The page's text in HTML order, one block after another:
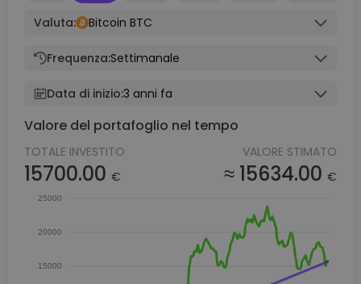
Valuta:
Bitcoin BTC
Frequenza:Settimanale
Data di inizio:3 anni fa
Valore del portafoglio nel tempo
TOTALE INVESTITO
15700.00 €
VALORE STIMATO
≈ 15634.00 €
25000
20000
15000